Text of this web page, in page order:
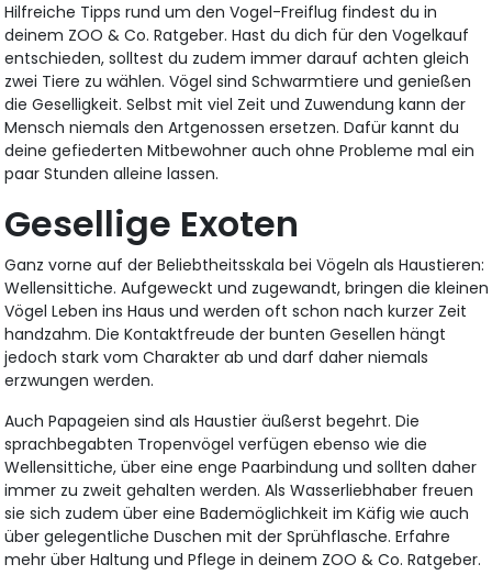
Hilfreiche Tipps rund um den Vogel-Freiflug findest du in
deinem ZOO & Co. Ratgeber. Hast du dich für den Vogelkauf
entschieden, solltest du zudem immer darauf achten gleich
zwei Tiere zu wählen. Vögel sind Schwarmtiere und genießen
die Geselligkeit. Selbst mit viel Zeit und Zuwendung kann der
Mensch niemals den Artgenossen ersetzen. Dafür kannt du
deine gefiederten Mitbewohner auch ohne Probleme mal ein
paar Stunden alleine lassen.
Gesellige Exoten
Ganz vorne auf der Beliebtheitsskala bei Vögeln als Haustieren:
Wellensittiche. Aufgeweckt und zugewandt, bringen die kleinen
Vögel Leben ins Haus und werden oft schon nach kurzer Zeit
handzahm. Die Kontaktfreude der bunten Gesellen hängt
jedoch stark vom Charakter ab und darf daher niemals
erzwungen werden.
Auch Papageien sind als Haustier äußerst begehrt. Die
sprachbegabten Tropenvögel verfügen ebenso wie die
Wellensittiche, über eine enge Paarbindung und sollten daher
immer zu zweit gehalten werden. Als Wasserliebhaber freuen
sie sich zudem über eine Bademöglichkeit im Käfig wie auch
über gelegentliche Duschen mit der Sprühflasche. Erfahre
mehr über Haltung und Pflege in deinem ZOO & Co. Ratgeber.